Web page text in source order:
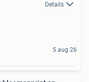
Details
5 aug 26